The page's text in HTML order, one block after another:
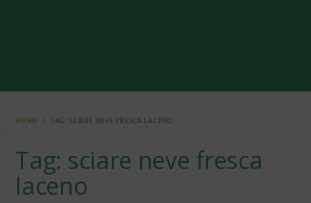
HOME TAG: SCIARE NEVE FRESCA LACENO
Tag: sciare neve fresca
laceno